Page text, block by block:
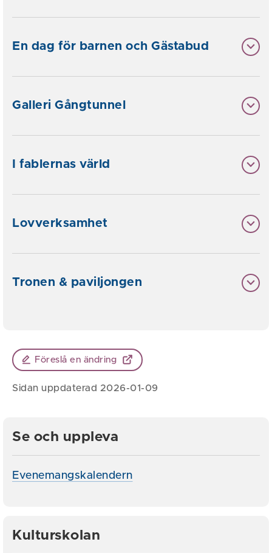
En dag för barnen och Gästabud
Galleri Gångtunnel
I fablernas värld
Lovverksamhet
Tronen & paviljongen
Föreslå en ändring
Sidan uppdaterad 2026-01-09
Se och uppleva
Evenemangskalendern
Kulturskolan